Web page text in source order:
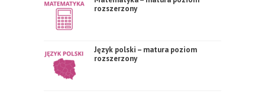
rozszerzony
Język polski – matura poziom
rozszerzony